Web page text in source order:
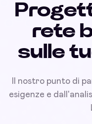
rete
sulle
Il nostro punto di
esigenze e